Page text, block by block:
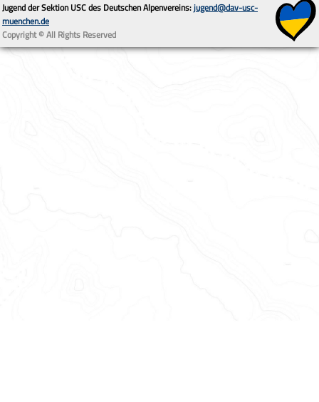
Jugend der Sektion USC des Deutschen Alpenvereins:jugend@dav-usc-
muenchen.de
Copyright © All Rights Reserved